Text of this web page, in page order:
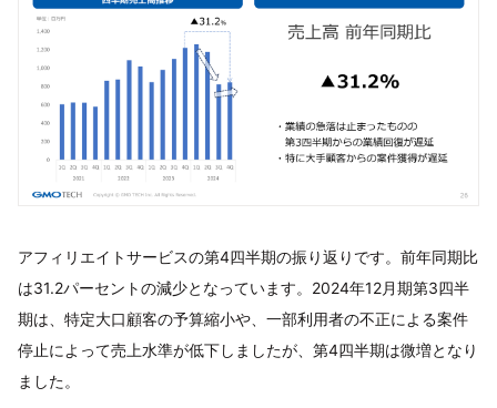
アフィリエイトサービスの第4四半期の振り返りです。前年同期比
は31.2パーセントの減少となっています。2024年12月期第3四半
期は、特定大口顧客の予算縮小や、一部利用者の不正による案件
停止によって売上水準が低下しましたが、第4四半期は微増となり
ました。